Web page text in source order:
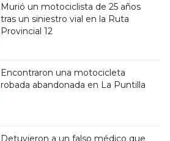
Murió un motociclista de 25 años
tras un siniestro vial en la Ruta
Provincial 12
Encontraron una motocicleta
robada abandonada en La Puntilla
Detuvieron a un falso médico que